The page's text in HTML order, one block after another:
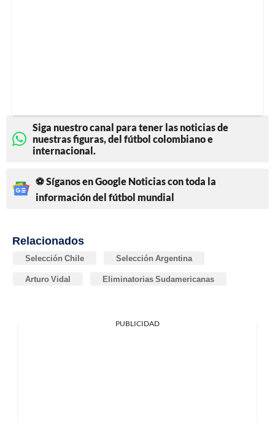
Siga nuestro canal para tener las noticias de
nuestras figuras, del fútbol colombiano e
internacional.
⚽ Síganos en Google Noticias con toda la
información del fútbol mundial
Relacionados
Selección Chile Selección Argentina
Arturo Vidal Eliminatorias Sudamericanas
PUBLICIDAD